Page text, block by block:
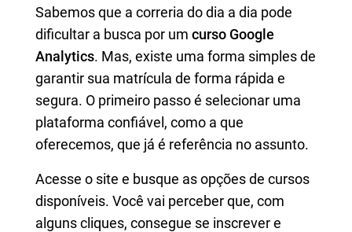
Sabemos que a correria do dia a dia pode
dificultar a busca por um curso Google
Analytics. Mas, existe uma forma simples de
garantir sua matrícula de forma rápida e
segura. O primeiro passo é selecionar uma
plataforma confiável, como a que
oferecemos, que já é referência no assunto.
Acesse o site e busque as opções de cursos
disponíveis. Você vai perceber que, com
alguns cliques, consegue se inscrever e